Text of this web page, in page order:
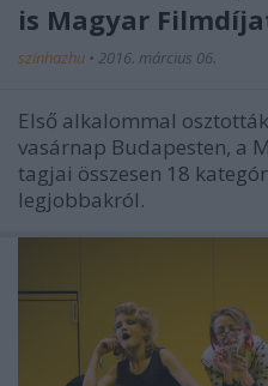
is Magyar
szinhazhu • 2016. március 06.
Első alkalommal
vasárnap Budapesten, a
tagjai összesen 18
legjobbakról.